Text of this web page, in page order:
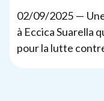
02/09/2025 —
à Eccica Suarella
pour la lutte